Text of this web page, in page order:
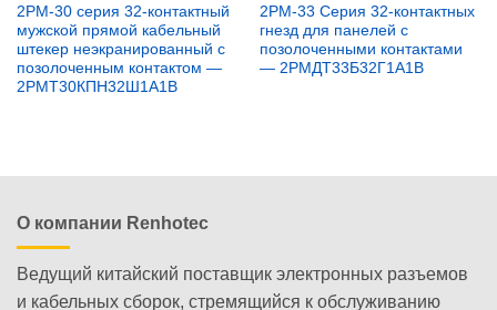
2PM-30 серия 32-контактный
мужской прямой кабельный
штекер неэкранированный с
позолоченным контактом —
2РМТ30КПН32Ш1А1В
2PM-33 Серия 32-контактных
гнезд для панелей с
позолоченными контактами
— 2РМДТ33Б32Г1А1В
О компании Renhotec
Ведущий китайский поставщик электронных разъемов
и кабельных сборок, стремящийся к обслуживанию